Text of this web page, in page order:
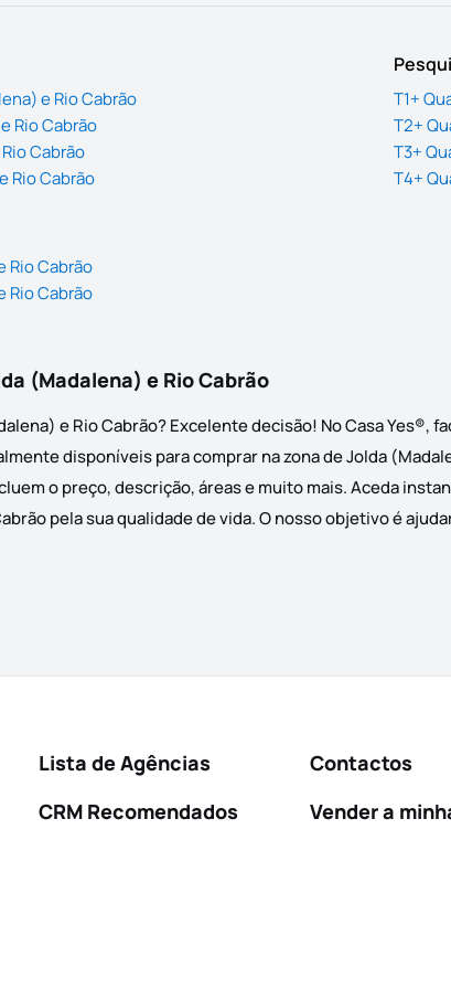
e Rio Cabrão
Rio Cabrão
Cabrão
Rio Cabrão
T1+
T2+
T3+
T4+
Rio Cabrão
Rio Cabrão
(Madalena) e Rio Cabrão
e Rio Cabrão? Excelente decisão! No Casa Yes®,
disponíveis para comprar na zona de Jolda
o preço, descrição, áreas e muito mais. Aceda
pela sua qualidade de vida. O nosso objetivo é
Lista de Agências
CRM Recomendados
Contactos
Vender a